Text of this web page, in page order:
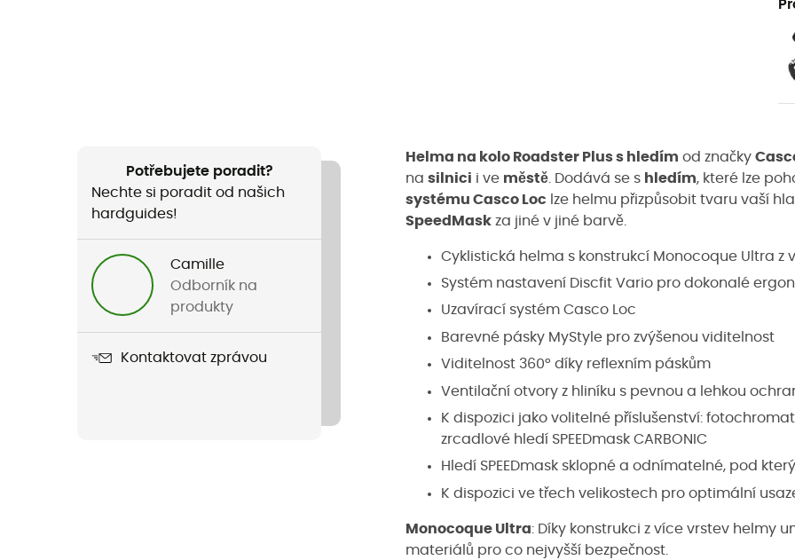
Potřebujete poradit?
Nechte si poradit od našich
hardguides!
Camille
Odborník na
produkty
Kontaktovat zprávou
Helma na kolo Roadster Plus s hledím od značky
na silnici i ve městě . Dodává se s hledím, které lze
systému Casco Loc lze helmu přizpůsobit tvaru vaší
SpeedMask za jiné v jiné barvě.
Cyklistická helma s konstrukcí Monocoque Ultra z
Systém nastavení Discfit Vario pro dokonalé
Uzavírací systém Casco Loc
Barevné pásky MyStyle pro zvýšenou viditelnost
Viditelnost 360° díky reflexním páskům
Ventilační otvory z hliníku s pevnou a lehkou
K dispozici jako volitelné příslušenství:
zrcadlové hledí SPEEDmask CARBONIC
Hledí SPEEDmask sklopné a odnímatelné, pod
K dispozici ve třech velikostech pro optimální
Monocoque Ultra: Díky konstrukci z více vrstev helmy
materiálů pro co nejvyšší bezpečnost.